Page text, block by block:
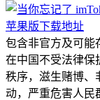
包含非官方及可能
在中国不受法律保
秩序，滋生赌博、
动，严重危害人民